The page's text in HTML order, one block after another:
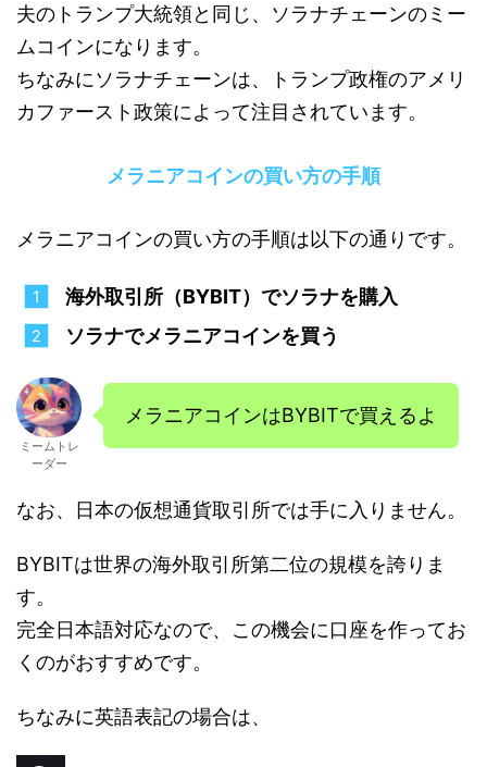
夫のトランプ大統領と同じ、ソラナチェーンのミー
ムコインになります。
ちなみにソラナチェーンは、トランプ政権のアメリ
カファースト政策によって注目されています。
メラニアコインの買い方の手順
メラニアコインの買い方の手順は以下の通りです。
海外取引所（BYBIT）でソラナを購入
ソラナでメラニアコインを買う
ミームトレ
ーダー
メラニアコインはBYBITで買えるよ
なお、日本の仮想通貨取引所では手に入りません。
BYBITは世界の海外取引所第二位の規模を誇りま
す。
完全日本語対応なので、この機会に口座を作ってお
くのがおすすめです。
ちなみに英語表記の場合は、